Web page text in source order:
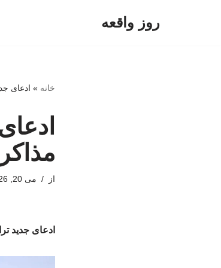
روز واقعه
خانه » ادعای
از می 20, 2026
ادعای جدید